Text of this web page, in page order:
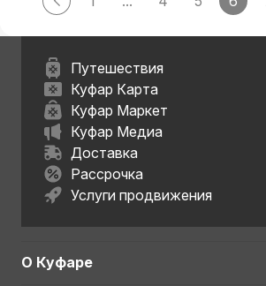
Путешествия
Куфар Карта
Куфар Маркет
Куфар Медиа
Доставка
Рассрочка
Услуги продвижения
О Куфаре